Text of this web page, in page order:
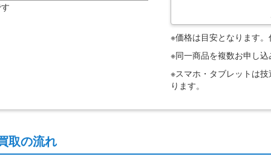
※価格は目安となります
※同一商品を複数お申し
※スマホ・タブレットは
ります。
取の流れ